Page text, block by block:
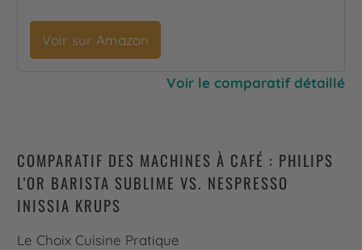
Voir sur Amazon
Voir le comparatif détaillé
COMPARATIF DES MACHINES À CAFÉ : PHILIPS
L'OR BARISTA SUBLIME VS. NESPRESSO
INISSIA KRUPS
Le Choix Cuisine Pratique